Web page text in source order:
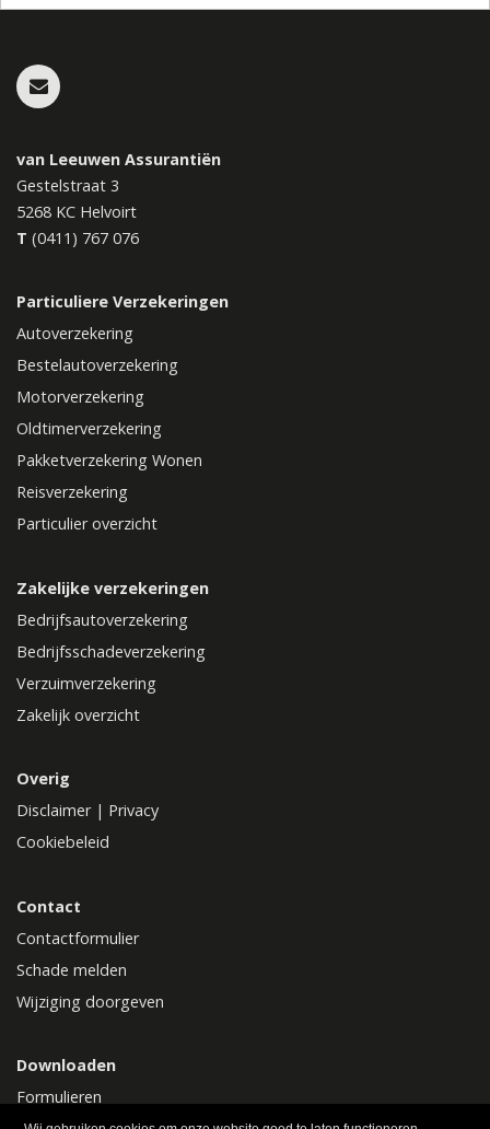
van Leeuwen Assurantiën
Gestelstraat 3
5268 KC Helvoirt
T (0411) 767 076
Particuliere Verzekeringen
Autoverzekering
Bestelautoverzekering
Motorverzekering
Oldtimerverzekering
Pakketverzekering Wonen
Reisverzekering
Particulier overzicht
Zakelijke verzekeringen
Bedrijfsautoverzekering
Bedrijfsschadeverzekering
Verzuimverzekering
Zakelijk overzicht
Overig
Disclaimer| Privacy
Cookiebeleid
Contact
Contactformulier
Schade melden
Wijziging doorgeven
Downloaden
Formulieren